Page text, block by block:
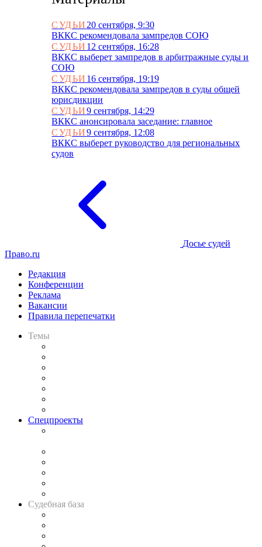
СУДЬИ 20 сентября, 9:30
ВККС рекомендовала зампредов СОЮ
СУДЬИ 12 сентября, 16:28
ВККС выберет зампредов в арбитражные суды и
СОЮ
СУДЬИ 16 сентября, 19:19
ВККС рекомендовала зампредов в суды общей
юрисдикции
СУДЬИ9 сентября, 14:29
ВККС анонсировала заседание: главное
СУДЬИ9 сентября, 12:08
ВККС выберет руководство для региональных
судов
Досье судей
Право.ru
Редакция
Конференции
Реклама
Вакансии
Правила перепечатки
Темы
Спецпроекты
Судебная база